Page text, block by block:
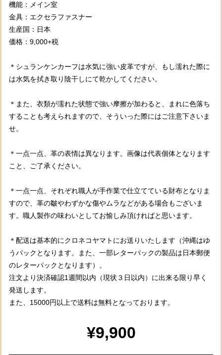
機能：メイン室
金具：エクセラファスナー
生産国：日本
価格：9,000+税
＊シュランケンカーフは水気に強い皮革ですが、もし濡れた際に
は水気を拭き取り陰干しにて乾かしてください。
＊また、衣類が濡れた状態で強い摩擦が加わると、まれに色落ち
することも考えられますので、そういった際にはご注意下さいま
せ。
＊一点一点、革の表情は異なります。画像は代表個体となります
こと、ご了承ください。
＊一点一点、それぞれ職人が手作業で仕立てている財布となりま
すので、革の皺やわずかな傷やムラなどがある場合もございま
す。職人製作の味わいとしてお愉しみ頂ければと思います。
＊配送は基本的にクロネコヤマトにお送りいたします（沖縄はゆ
うパックとなります。また、一部レターパックの製品は日本郵便
のレターパックとなります）。
注文より決済確認1週間以内（現状３日以内）に出来る限り早く
発送します。
また、15000円以上で送料は無料となっております。
¥9,900